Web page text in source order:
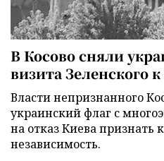
В Косово сняли
визита Зеленского
Власти непризнанного
украинский флаг с
на отказ Киева признать
независимость.